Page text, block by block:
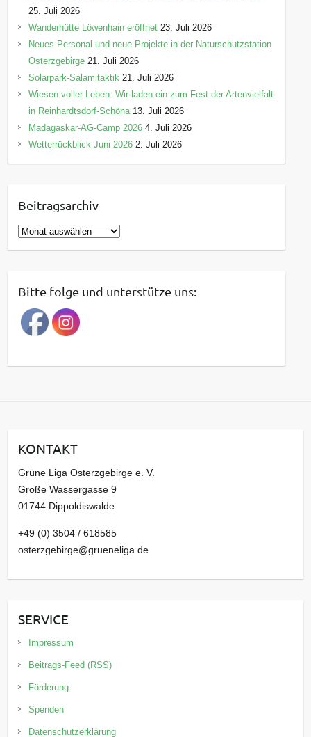
25. Juli 2026
Wanderhütte Löwenhain eröffnet 23. Juli 2026
Neues Personal und neue Projekte in der Naturschutzstation
Osterzgebirge 21. Juli 2026
Solarpark-Salamitaktik 21. Juli 2026
Wiesen voller Leben: Wir laden ein zum Fest der Artenvielfalt
in Reinhardtsdorf-Schöna 13. Juli 2026
Madagaskar-AG-Camp 2026 4. Juli 2026
Wetterrückblick Juni 2026 2. Juli 2026
Beitragsarchiv
B
e
r
a
g
a
v
Bitte folge und unterstütze uns:
KONTAKT
Grüne Liga Osterzgebirge e. V.
Große Wassergasse 9
01744 Dippoldiswalde
+49 (0) 3504 / 618585
osterzgebirge@grueneliga.de
SERVICE
Impressum
Beitrags-Feed (RSS)
Förderung
Spenden
Datenschutzerklärung